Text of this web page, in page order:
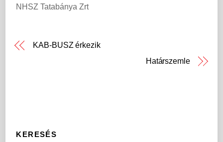
NHSZ Tatabánya Zrt
KAB-BUSZ érkezik
Határszemle
KERESÉS